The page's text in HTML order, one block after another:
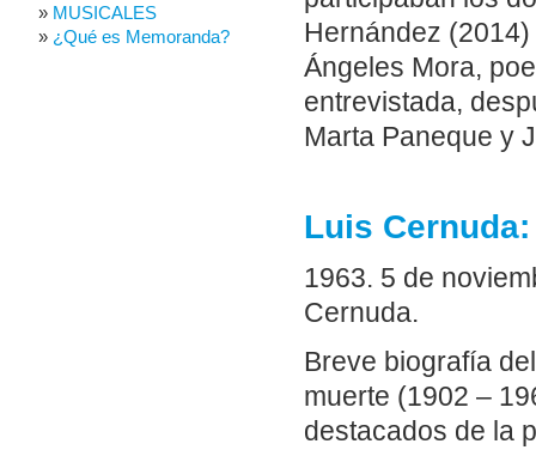
Hernández
Ángeles Mora,
entrevistada,
Marta Paneque y
Luis
1963. 5 de
Cernuda.
Breve biografía
muerte (1902 –
destacados de la
MUSICALES
¿Qué es Memoranda?